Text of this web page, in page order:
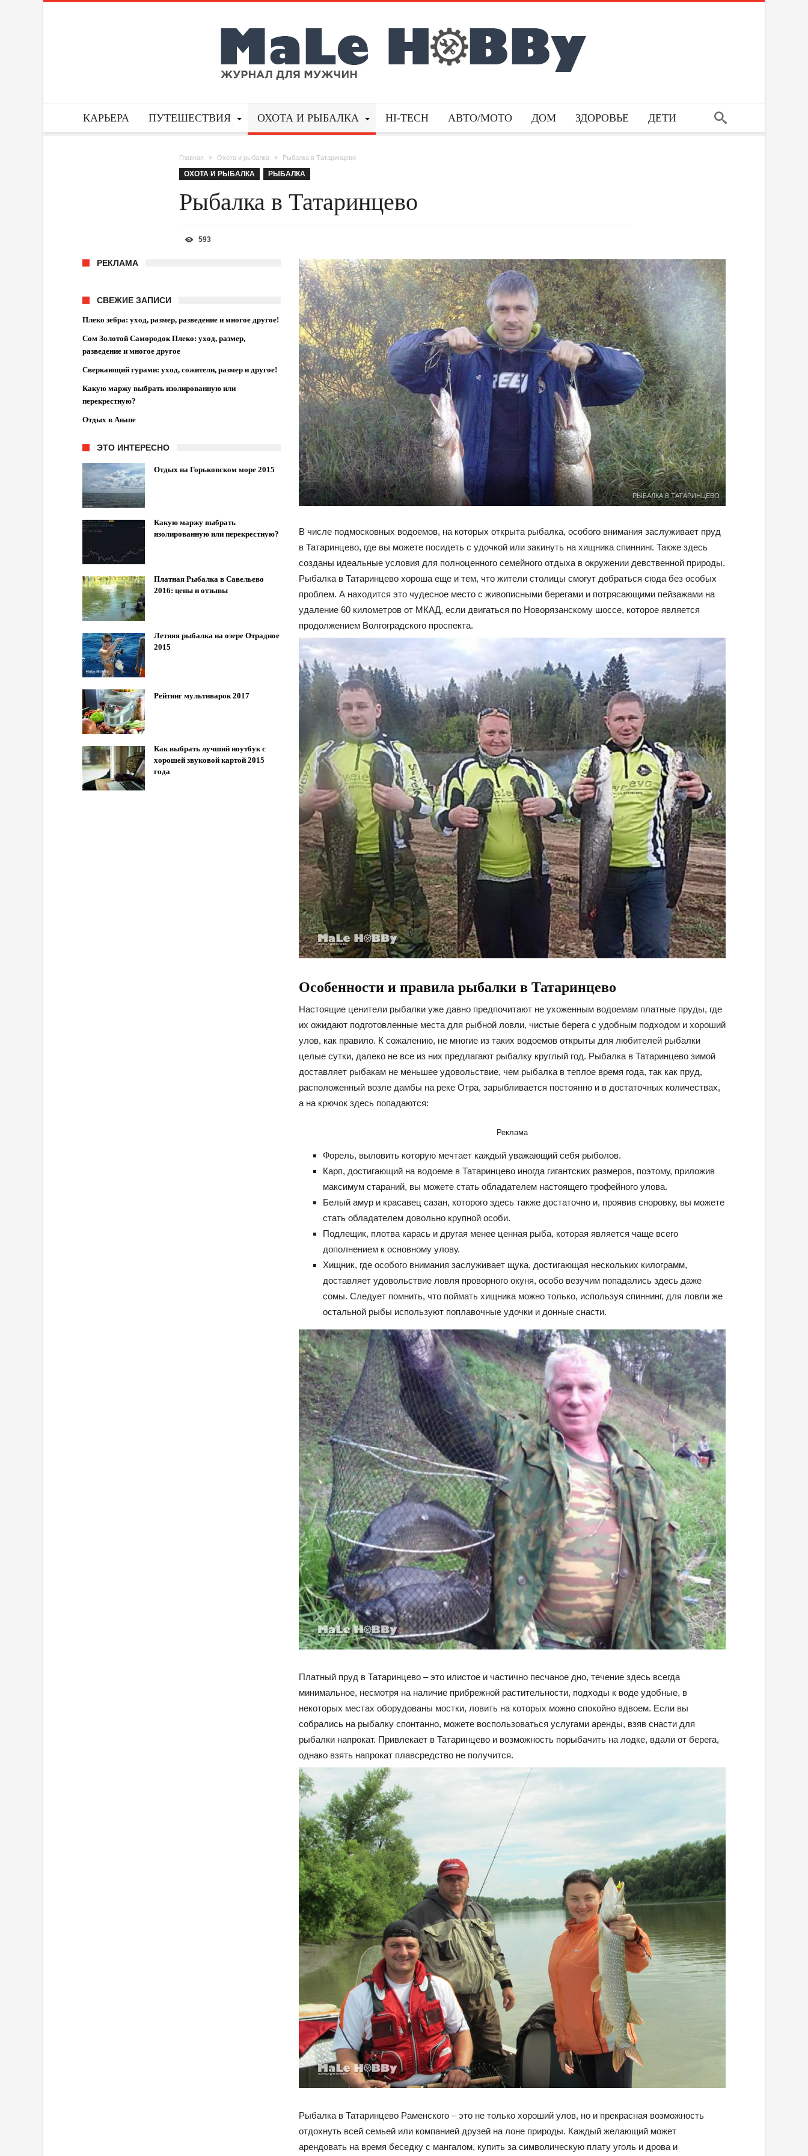
КАРЬЕРА ПУТЕШЕСТВИЯ ОХОТА И РЫБАЛКА HI-TECH АВТО/МОТО ДОМ ЗДОРОВЬЕ ДЕТИ
Главная Охота и рыбалка Рыбалка в Татаринцево
ОХОТА И РЫБАЛКА РЫБАЛКА
Рыбалка в Татаринцево
593
РЫБАЛКА В ТАТАРИНЦЕВО
В числе подмосковных водоемов, на которых открыта рыбалка, особого внимания заслуживает пруд
в Татаринцево, где вы можете посидеть с удочкой или закинуть на хищника спиннинг. Также здесь
созданы идеальные условия для полноценного семейного отдыха в окружении девственной природы.
Рыбалка в Татаринцево хороша еще и тем, что жители столицы смогут добраться сюда без особых
проблем. А находится это чудесное место с живописными берегами и потрясающими пейзажами на
удаление 60 километров от МКАД, если двигаться по Новорязанскому шоссе, которое является
продолжением Волгоградского проспекта.
Особенности и правила рыбалки в Татаринцево
Настоящие ценители рыбалки уже давно предпочитают не ухоженным водоемам платные пруды, где
их ожидают подготовленные места для рыбной ловли, чистые берега с удобным подходом и хороший
улов, как правило. К сожалению, не многие из таких водоемов открыты для любителей рыбалки
целые сутки, далеко не все из них предлагают рыбалку круглый год. Рыбалка в Татаринцево зимой
доставляет рыбакам не меньшее удовольствие, чем рыбалка в теплое время года, так как пруд,
расположенный возле дамбы на реке Отра, зарыбливается постоянно и в достаточных количествах,
а на крючок здесь попадаются:
Реклама
Форель, выловить которую мечтает каждый уважающий себя рыболов.
Карп, достигающий на водоеме в Татаринцево иногда гигантских размеров, поэтому, приложив
максимум стараний, вы можете стать обладателем настоящего трофейного улова.
Белый амур и красавец сазан, которого здесь также достаточно и, проявив сноровку, вы можете
стать обладателем довольно крупной особи.
Подлещик, плотва карась и другая менее ценная рыба, которая является чаще всего
дополнением к основному улову.
Хищник, где особого внимания заслуживает щука, достигающая нескольких килограмм,
доставляет удовольствие ловля проворного окуня, особо везучим попадались здесь даже
сомы. Следует помнить, что поймать хищника можно только, используя спиннинг, для ловли же
остальной рыбы используют поплавочные удочки и донные снасти.
Платный пруд в Татаринцево – это илистое и частично песчаное дно, течение здесь всегда
минимальное, несмотря на наличие прибрежной растительности, подходы к воде удобные, в
некоторых местах оборудованы мостки, ловить на которых можно спокойно вдвоем. Если вы
собрались на рыбалку спонтанно, можете воспользоваться услугами аренды, взяв снасти для
рыбалки напрокат. Привлекает в Татаринцево и возможность порыбачить на лодке, вдали от берега,
однако взять напрокат плавсредство не получится.
Рыбалка в Татаринцево Раменского – это не только хороший улов, но и прекрасная возможность
отдохнуть всей семьей или компанией друзей на лоне природы. Каждый желающий может
арендовать на время беседку с мангалом, купить за символическую плату уголь и дрова и
РЕКЛАМА
СВЕЖИЕ ЗАПИСИ
Плеко зебра: уход, размер, разведение и многое другое!
Сом Золотой Самородок Плеко: уход, размер,
разведение и многое другое
Сверкающий гурами: уход, сожители, размер и другое!
Какую маржу выбрать изолированную или
перекрестную?
Отдых в Анапе
ЭТО ИНТЕРЕСНО
Отдых на Горьковском море 2015
Какую маржу выбрать
изолированную или перекрестную?
Платная Рыбалка в Савельево
2016: цены и отзывы
Летняя рыбалка на озере Отрадное
2015
Рейтинг мультиварок 2017
Как выбрать лучший ноутбук с
хорошей звуковой картой 2015
года